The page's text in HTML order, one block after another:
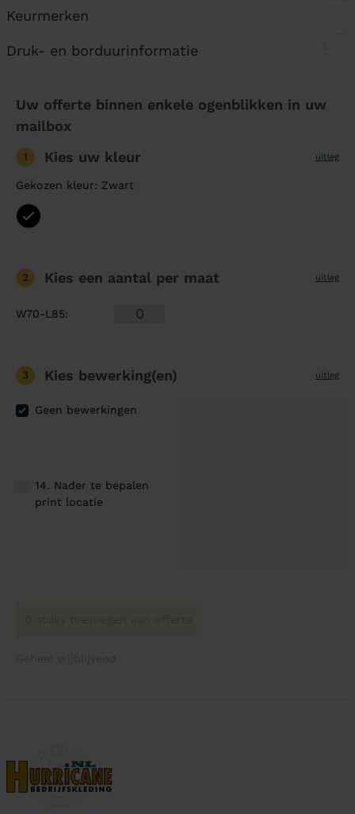
Keurmerken
Druk- en borduurinformatie
Uw offerte binnen enkele ogenblikken in uw
mailbox
1 Kies uw kleur uitleg
Gekozen kleur: Zwart
2 Kies een aantal per maat uitleg
W70-L85:
3 Kies bewerking(en) uitleg
Geen bewerkingen
14. Nader te bepalen
print locatie